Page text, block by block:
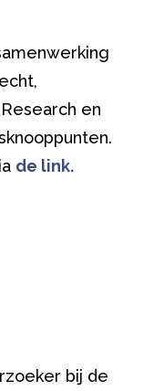
en
de link.
bij de